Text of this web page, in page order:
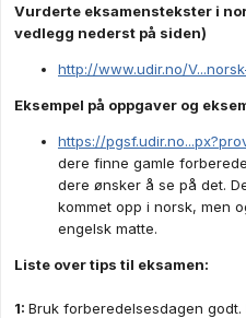
Vurderte eksamenstekster i
vedlegg nederst på siden)
http://www.udir.no/
Eksempel på oppgaver og
https://
dere finne gamle
dere ønsker å se på det.
kommet opp i norsk, men
engelsk matte.
Liste over tips til eksamen:
1: Bruk forberedelsesdagen